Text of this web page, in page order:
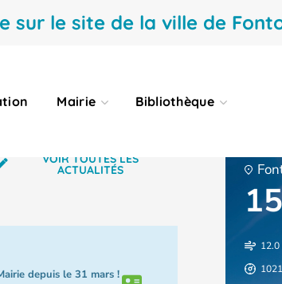
sur le site de la ville de
Mairie Bibliothèque
VOIR TOUTES LES
ACTUALITÉS
depuis le 31 mars !
12.0
1021